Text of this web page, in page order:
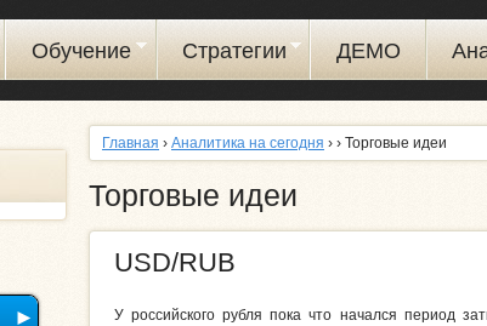
Обучение Стратегии ДЕМО
Главная › Аналитика на сегодня › › Торговые идеи
Торговые идеи
USD/RUB
У российского рубля пока что начался период